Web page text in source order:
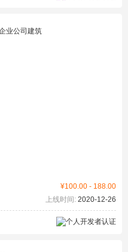
¥100.00 - 188.00
上线时间: 2020-12-26